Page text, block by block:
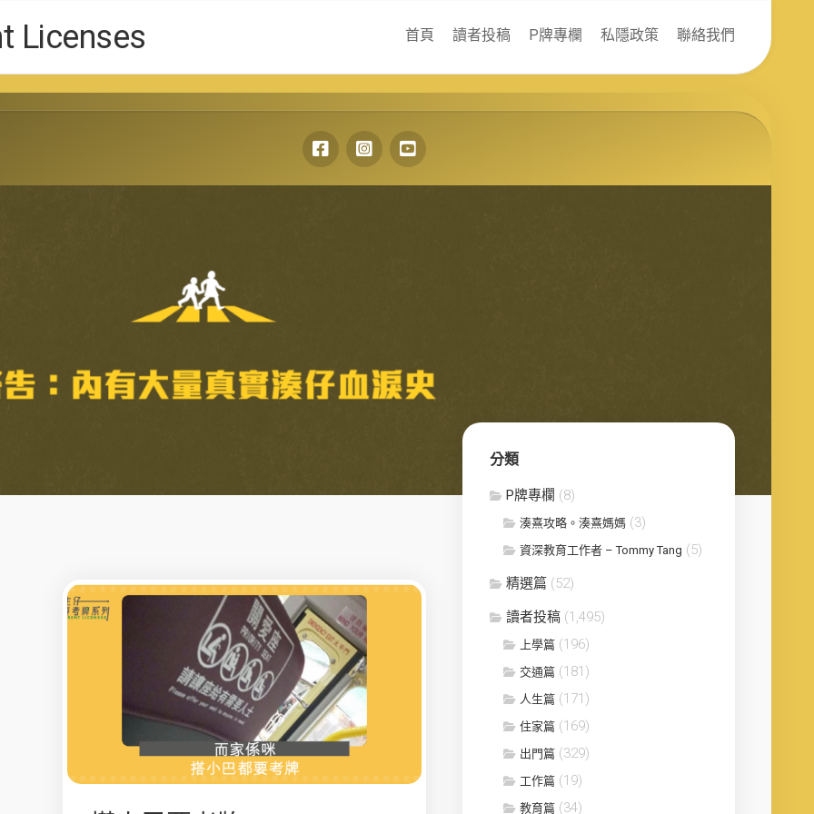
Licenses 首頁 讀者投稿 P牌專欄 私隱政策 聯絡我們
分類
P牌專欄 (8)
湊熹攻略。湊熹媽媽 (3)
資深教育工作者 – Tommy Tang (5)
精選篇 (52)
讀者投稿 (1,495)
上學篇 (196)
交通篇 (181)
人生篇 (171)
住家篇 (169)
出門篇 (329)
工作篇 (19)
教育篇 (34)